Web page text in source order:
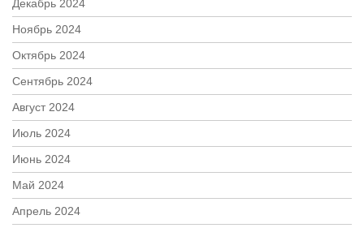
Декабрь 2024
Ноябрь 2024
Октябрь 2024
Сентябрь 2024
Август 2024
Июль 2024
Июнь 2024
Май 2024
Апрель 2024